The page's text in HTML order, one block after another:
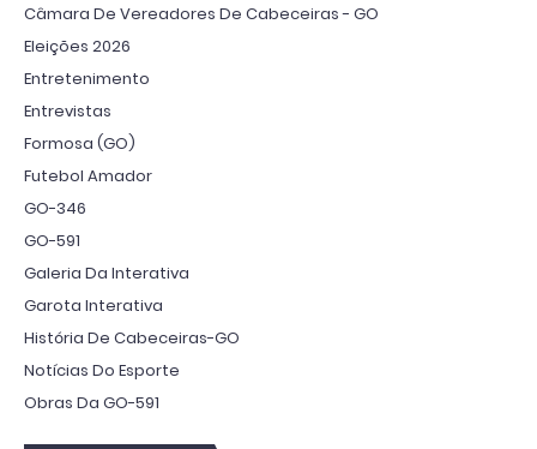
Câmara De Vereadores De Cabeceiras - GO
Eleições 2026
Entretenimento
Entrevistas
Formosa (GO)
Futebol Amador
GO-346
GO-591
Galeria Da Interativa
Garota Interativa
História De Cabeceiras-GO
Notícias Do Esporte
Obras Da GO-591